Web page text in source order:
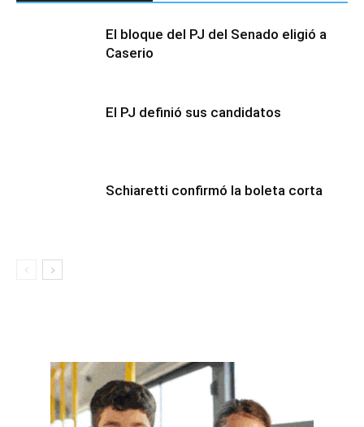
El bloque del PJ del Senado eligió a
Caserio
El PJ definió sus candidatos
Schiaretti confirmó la boleta corta